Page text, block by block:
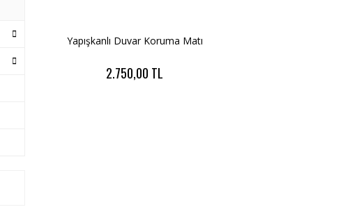
Yapışkanlı Duvar Koruma Matı
2.750,00 TL